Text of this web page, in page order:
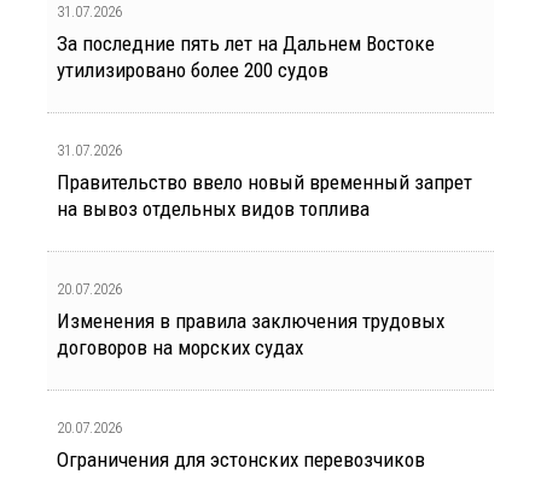
31.07.2026
За последние пять лет на Дальнем Востоке
утилизировано более 200 судов
31.07.2026
Правительство ввело новый временный запрет
на вывоз отдельных видов топлива
20.07.2026
Изменения в правила заключения трудовых
договоров на морских судах
20.07.2026
Ограничения для эстонских перевозчиков